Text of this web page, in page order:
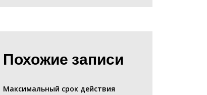
Похожие записи
Максимальный срок действия